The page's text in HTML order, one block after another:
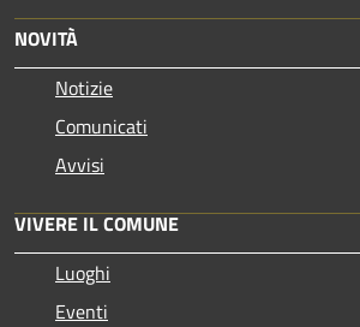
NOVITÀ
Notizie
Comunicati
Avvisi
VIVERE IL COMUNE
Luoghi
Eventi